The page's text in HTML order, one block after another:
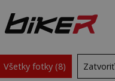
Všetky fotky (8) Zatvoriť